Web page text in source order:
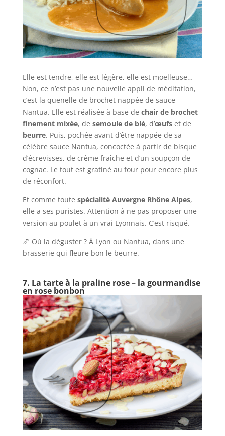
Elle est tendre, elle est légère, elle est moelleuse…
Non, ce n’est pas une nouvelle appli de méditation,
c’est la quenelle de brochet nappée de sauce
Nantua. Elle est réalisée à base de chair de brochet
finement mixée, de semoule de blé, d’œufset de
beurre. Puis, pochée avant d’être nappée de sa
célèbre sauce Nantua, concoctée à partir de bisque
d’écrevisses, de crème fraîche et d’un soupçon de
cognac. Le tout est gratiné au four pour encore plus
de réconfort.
Et comme toute spécialité Auvergne Rhône Alpes,
elle a ses puristes. Attention à ne pas proposer une
version au poulet à un vrai Lyonnais. C’est risqué.
🍤 Où la déguster ? À Lyon ou Nantua, dans une
brasserie qui fleure bon le beurre.
7. La tarte à la praline rose – la gourmandise
en rose bonbon